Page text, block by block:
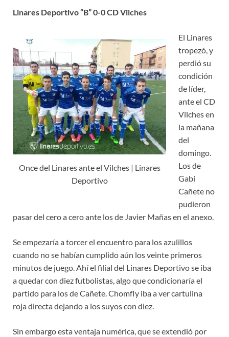
Linares Deportivo “B” 0-0 CD Vilches
Once del Linares ante el Vilches | Linares
Deportivo
El Linares
tropezó, y
perdió su
condición
de líder,
ante el CD
Vilches en
la mañana
del
domingo.
Los de
Gabi
Cañete no
pudieron
pasar del cero a cero ante los de Javier Mañas en el anexo.
Se empezaría a torcer el encuentro para los azulillos
cuando no se habían cumplido aún los veinte primeros
minutos de juego. Ahí el filial del Linares Deportivo se iba
a quedar con diez futbolistas, algo que condicionaría el
partido para los de Cañete. Chomfly iba a ver cartulina
roja directa dejando a los suyos con diez.
Sin embargo esta ventaja numérica, que se extendió por